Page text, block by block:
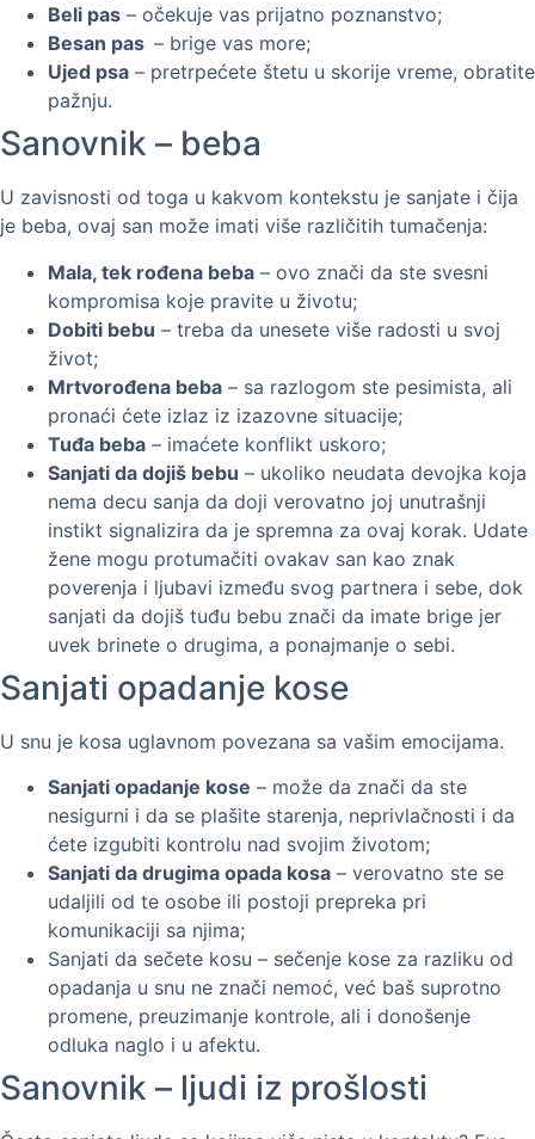
Beli pas – očekuje vas prijatno poznanstvo;
Besan pas – brige vas more;
Ujed psa – pretrpećete štetu u skorije vreme, obratite
pažnju.
Sanovnik – beba
U zavisnosti od toga u kakvom kontekstu je sanjate i čija
je beba, ovaj san može imati više različitih tumačenja:
Mala, tek rođena beba – ovo znači da ste svesni
kompromisa koje pravite u životu;
Dobiti bebu – treba da unesete više radosti u svoj
život;
Mrtvorođena beba – sa razlogom ste pesimista, ali
pronaći ćete izlaz iz izazovne situacije;
Tuđa beba – imaćete konflikt uskoro;
Sanjati da dojiš bebu – ukoliko neudata devojka koja
nema decu sanja da doji verovatno joj unutrašnji
instikt signalizira da je spremna za ovaj korak. Udate
žene mogu protumačiti ovakav san kao znak
poverenja i ljubavi između svog partnera i sebe, dok
sanjati da dojiš tuđu bebu znači da imate brige jer
uvek brinete o drugima, a ponajmanje o sebi.
Sanjati opadanje kose
U snu je kosa uglavnom povezana sa vašim emocijama.
Sanjati opadanje kose – može da znači da ste
nesigurni i da se plašite starenja, neprivlačnosti i da
ćete izgubiti kontrolu nad svojim životom;
Sanjati da drugima opada kosa – verovatno ste se
udaljili od te osobe ili postoji prepreka pri
komunikaciji sa njima;
Sanjati da sečete kosu – sečenje kose za razliku od
opadanja u snu ne znači nemoć, već baš suprotno
promene, preuzimanje kontrole, ali i donošenje
odluka naglo i u afektu.
Sanovnik – ljudi iz prošlosti